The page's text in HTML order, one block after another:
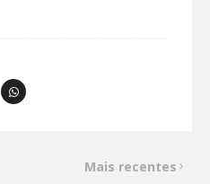
Mais recentes